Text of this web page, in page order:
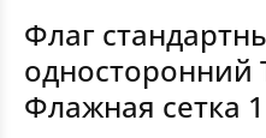
Флаг
односторонний
Флажная сетка